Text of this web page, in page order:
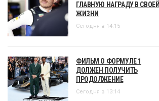
ГЛАВНУЮ НАГРАДУ В СВОЕЙ
ЖИЗНИ
Сегодня в 14:15
ФИЛЬМ О ФОРМУЛЕ 1
ДОЛЖЕН ПОЛУЧИТЬ
ПРОДОЛЖЕНИЕ
Сегодня в 13:14